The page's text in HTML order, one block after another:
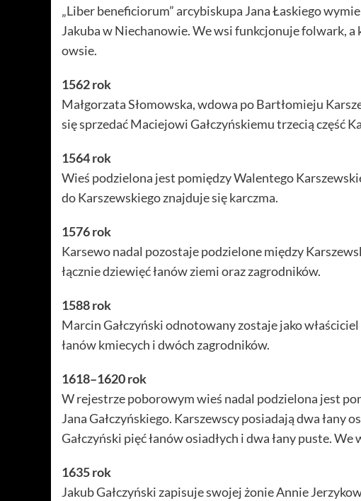
„Liber beneficiorum” arcybiskupa Jana Łaskiego
Jakuba w Niechanowie. We wsi funkcjonuje folwark,
owsie.
1562 rok
Małgorzata Słomowska, wdowa po Bartłomieju
się sprzedać Maciejowi Gałczyńskiemu trzecią część
1564 rok
Wieś podzielona jest pomiędzy Walentego
do Karszewskiego znajduje się karczma.
1576 rok
Karsewo nadal pozostaje podzielone między
łącznie dziewięć łanów ziemi oraz zagrodników.
1588 rok
Marcin Gałczyński odnotowany zostaje jako
łanów kmiecych i dwóch zagrodników.
1618–1620 rok
W rejestrze poborowym wieś nadal podzielona jest
Jana Gałczyńskiego. Karszewscy posiadają dwa łany
Gałczyński pięć łanów osiadłych i dwa łany puste.
1635 rok
Jakub Gałczyński zapisuje swojej żonie Annie